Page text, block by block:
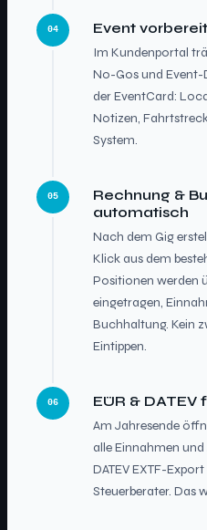
04 Event
Im Kundenportal
No-Gos und Event-
der EventCard:
Notizen,
System.
05
Rechnung &
automatisch
Nach dem Gig
Klick aus dem
Positionen werden
eingetragen,
Buchhaltung. Kein
Eintippen.
06 EÜR & DATEV
Am Jahresende
alle Einnahmen und
DATEV EXTF-
Steuerberater. Das